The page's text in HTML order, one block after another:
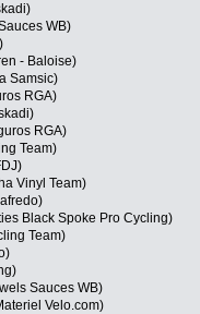
WB)
- Baloise)
Samsic)
RGA)
RGA)
Team)
Vinyl Team)
Black Spoke Pro Cycling)
Team)
Sauces WB)
Velo.com)